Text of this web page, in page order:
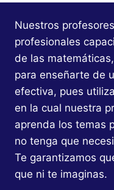
Nuestros
profesionales
de las
para enseñarte de
efectiva, pues
en la cual nuestra
aprenda los temas
no tenga que
Te garantizamos
que ni te imaginas.